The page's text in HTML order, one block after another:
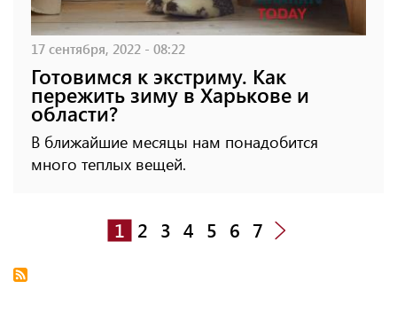
17 сентября, 2022 - 08:22
Готовимся к экстриму. Как
пережить зиму в Харькове и
области?
В ближайшие месяцы нам понадобится
много теплых вещей.
1 2 3 4 5 6 7